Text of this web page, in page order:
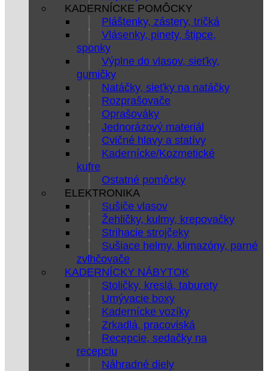
KADERNÍCKE POMÔCKY
Pláštenky, zástery, tričká
Vlásenky, pinety, štipce,
sponky
Výplne do vlasov, sieťky,
gumičky
Natáčky, sieťky na natáčky
Rozprašovače
Oprašováky
Jednorázový materiál
Cvičné hlavy a statívy
Kadernícke/Kozmetické
kufre
Ostatné pomôcky
ELEKTRONIKA
Sušiče vlasov
Žehličky, kulmy, krepovačky
Strihacie strojčeky
Sušiace helmy, klimazóny, parné
zvlhčovače
KADERNÍCKY NÁBYTOK
Stoličky, kreslá, taburety
Umývacie boxy
Kadernícke vozíky
Zrkadlá, pracoviská
Recepcie, sedačky na
recepciu
Náhradné diely